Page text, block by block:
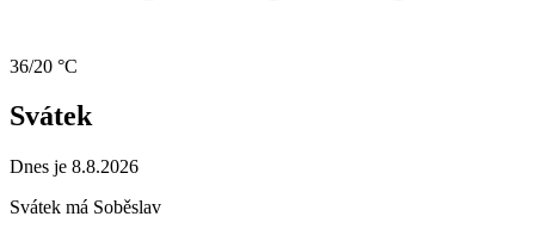
36/20 °C
Svátek
Dnes je 8.8.2026
Svátek má Soběslav